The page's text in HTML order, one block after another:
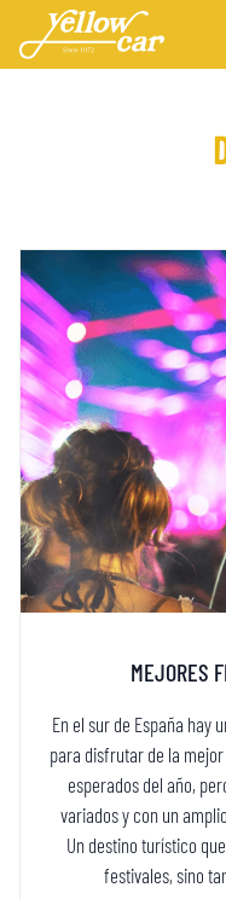
MEJORES
En el sur de España hay
para disfrutar de la
esperados del año,
variados y con un
Un destino turístico
festivales, sino